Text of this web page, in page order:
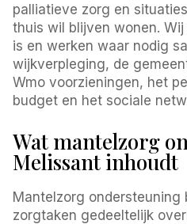
palliatieve zorg en
thuis wil blijven wonen.
is en werken waar nodig
wijkverpleging, de
Wmo voorzieningen, het
budget en het sociale
Wat mantelzorg
Melissant inhoudt
Mantelzorg
zorgtaken gedeeltelijk